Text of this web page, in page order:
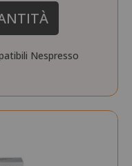
Nespresso